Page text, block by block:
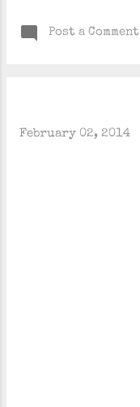
Post a Comment
February 02, 2014